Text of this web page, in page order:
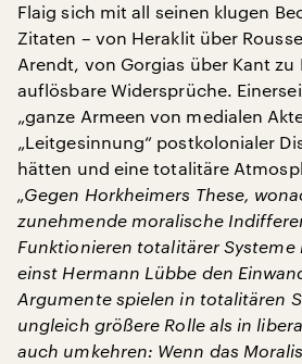
Flaig sich mit all seinen klugen
Zitaten – von Heraklit über
Arendt, von Gorgias über Kant zu
auflösbare Widersprüche.
„ganze Armeen von medialen
„Leitgesinnung“ postkolonialer
hätten und eine totalitäre
„Gegen Horkheimers These,
zunehmende moralische
Funktionieren totalitärer
einst Hermann Lübbe den
Argumente spielen in totalitären
ungleich größere Rolle als in
auch umkehren: Wenn das